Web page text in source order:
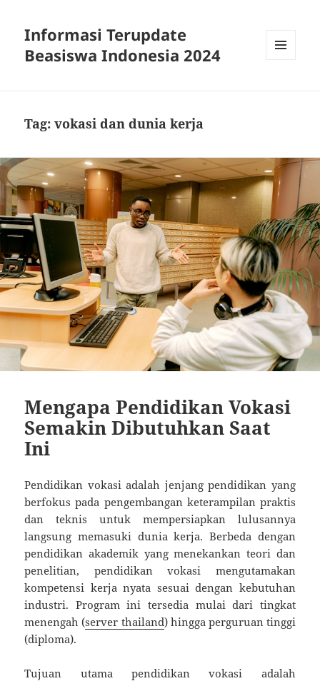
Informasi Terupdate
Beasiswa Indonesia 2024
Tag:vokasi dan dunia kerja
Mengapa Pendidikan Vokasi
Semakin Dibutuhkan Saat
Ini
Pendidikan vokasi adalah jenjang pendidikan yang
berfokus pada pengembangan keterampilan praktis
dan teknis untuk mempersiapkan lulusannya
langsung memasuki dunia kerja. Berbeda dengan
pendidikan akademik yang menekankan teori dan
penelitian, pendidikan vokasi mengutamakan
kompetensi kerja nyata sesuai dengan kebutuhan
industri. Program ini tersedia mulai dari tingkat
menengah (server thailand) hingga perguruan tinggi
(diploma).
Tujuan utama pendidikan vokasi adalah